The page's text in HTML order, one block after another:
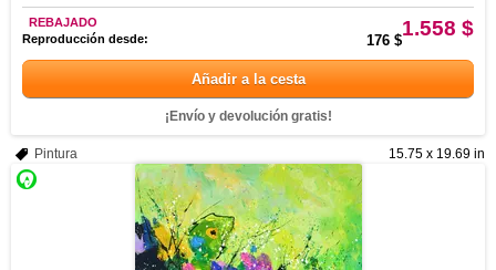
1.558 $
REBAJADO
Reproducción desde:
176 $
Añadir a la cesta
¡Envío y devolución gratis!
15.75 x 19.69 in
Pintura